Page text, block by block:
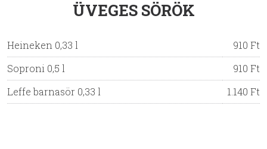
ÜVEGES SÖRÖK
Heineken 0,33 l
910 Ft
Soproni 0,5 l
910 Ft
Leffe barnasör 0,33 l
1.140 Ft